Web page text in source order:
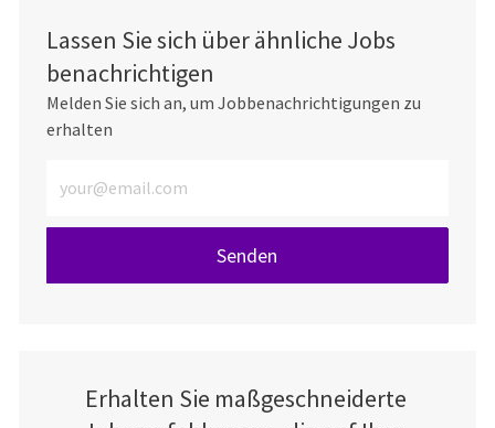
Lassen Sie sich über ähnliche Jobs
benachrichtigen
Melden Sie sich an, um Jobbenachrichtigungen zu
erhalten
Senden
Erhalten Sie maßgeschneiderte